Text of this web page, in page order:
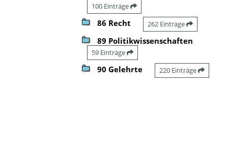
100 Einträge
86 Recht 262 Einträge
89 Politikwissenschaften
59 Einträge
90 Gelehrte 220 Einträge